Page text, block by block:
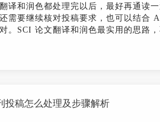
翻译和润色都处理完以后，最好再通读
还需要继续核对投稿要求，也可以结合
对。SCI 论文翻译和润色最实用的思路
投稿怎么处理及步骤解析